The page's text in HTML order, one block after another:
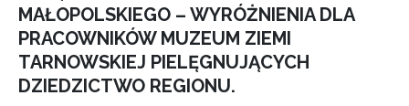
MAŁOPOLSKIEGO – WYRÓŻNIENIA DLA
PRACOWNIKÓW MUZEUM ZIEMI
TARNOWSKIEJ PIELĘGNUJĄCYCH
DZIEDZICTWO REGIONU.